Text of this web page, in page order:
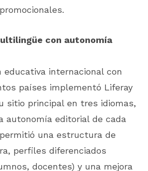
con autonomía
educativa internacional con
países implementó Liferay
sitio principal en tres idiomas,
autonomía editorial de cada
una estructura de
perfiles diferenciados
docentes) y una mejora